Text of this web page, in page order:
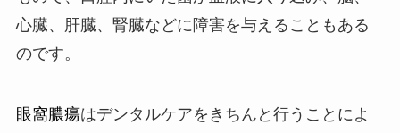
心臓、肝臓、腎臓などに障害を与えることもある
のです。
眼窩膿瘍はデンタルケアをきちんと行うことによ